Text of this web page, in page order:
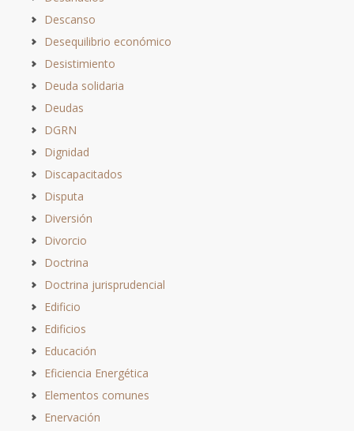
Descanso
Desequilibrio económico
Desistimiento
Deuda solidaria
Deudas
DGRN
Dignidad
Discapacitados
Disputa
Diversión
Divorcio
Doctrina
Doctrina jurisprudencial
Edificio
Edificios
Educación
Eficiencia Energética
Elementos comunes
Enervación